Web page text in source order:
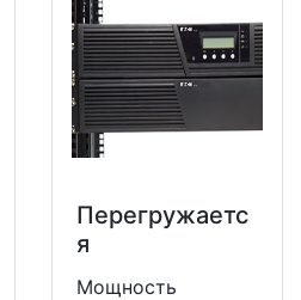
Перегружаетс
я
Мощность